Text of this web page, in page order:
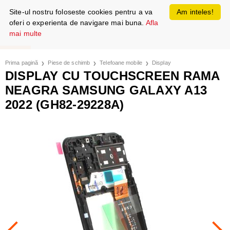
Prima pagină Piese de schimb Telefoane mobile Display
DISPLAY CU TOUCHSCREEN RAMA
NEAGRA SAMSUNG GALAXY A13
2022 (GH82-29228A)
Am inteles!
Site-ul nostru foloseste cookies pentru a va
oferi o experienta de navigare mai buna. Afla
mai multe